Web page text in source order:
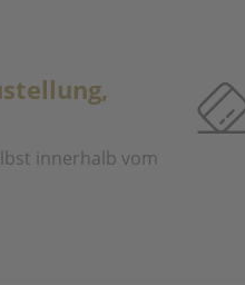
innerhalb vom